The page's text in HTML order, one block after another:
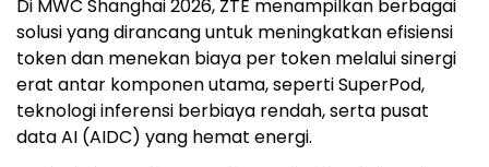
Di MWC Shanghai 2026, ZTE menampilkan berbagai
solusi yang dirancang untuk meningkatkan efisiensi
token dan menekan biaya per token melalui sinergi
erat antar komponen utama, seperti SuperPod,
teknologi inferensi berbiaya rendah, serta pusat
data AI (AIDC) yang hemat energi.